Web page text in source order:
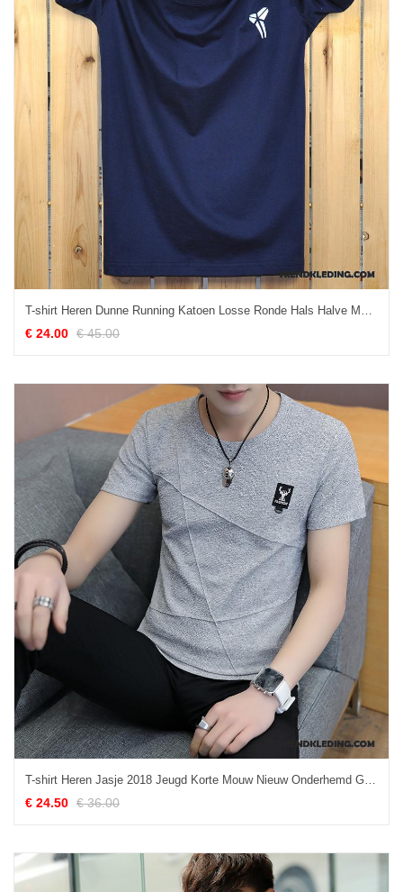
T-shirt Heren Dunne Running Katoen Losse Ronde Hals Halve Mouw Donkerblauw
€ 24.00 € 45.00
T-shirt Heren Jasje 2018 Jeugd Korte Mouw Nieuw Onderhemd Grijs
€ 24.50 € 36.00